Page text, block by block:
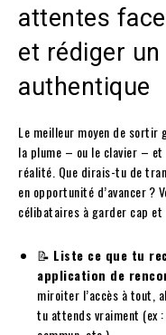
attentes
et rédiger
authentique
Le meilleur moyen de sortir
la plume – ou le clavier –
réalité. Que dirais-tu de
en opportunité d’avancer ?
célibataires à garder cap et
📝 Liste ce que tu
application de
miroiter l’accès à tout,
tu attends vraiment (ex